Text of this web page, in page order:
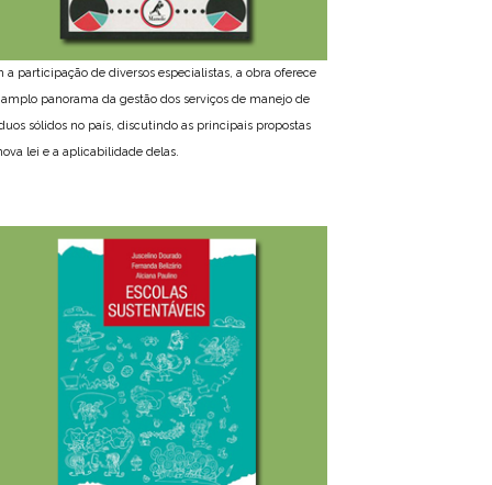
a participação de diversos especialistas, a obra oferece
panorama da gestão dos serviços de manejo de
sólidos no país, discutindo as principais propostas
lei e a aplicabilidade delas.